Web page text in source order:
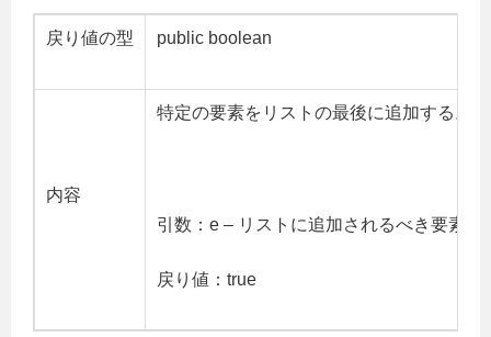
戻り値の型 public boolean
内容
特定の要素をリストの最後に追加する。
引数：e – リストに追加されるべき要素
戻り値：true